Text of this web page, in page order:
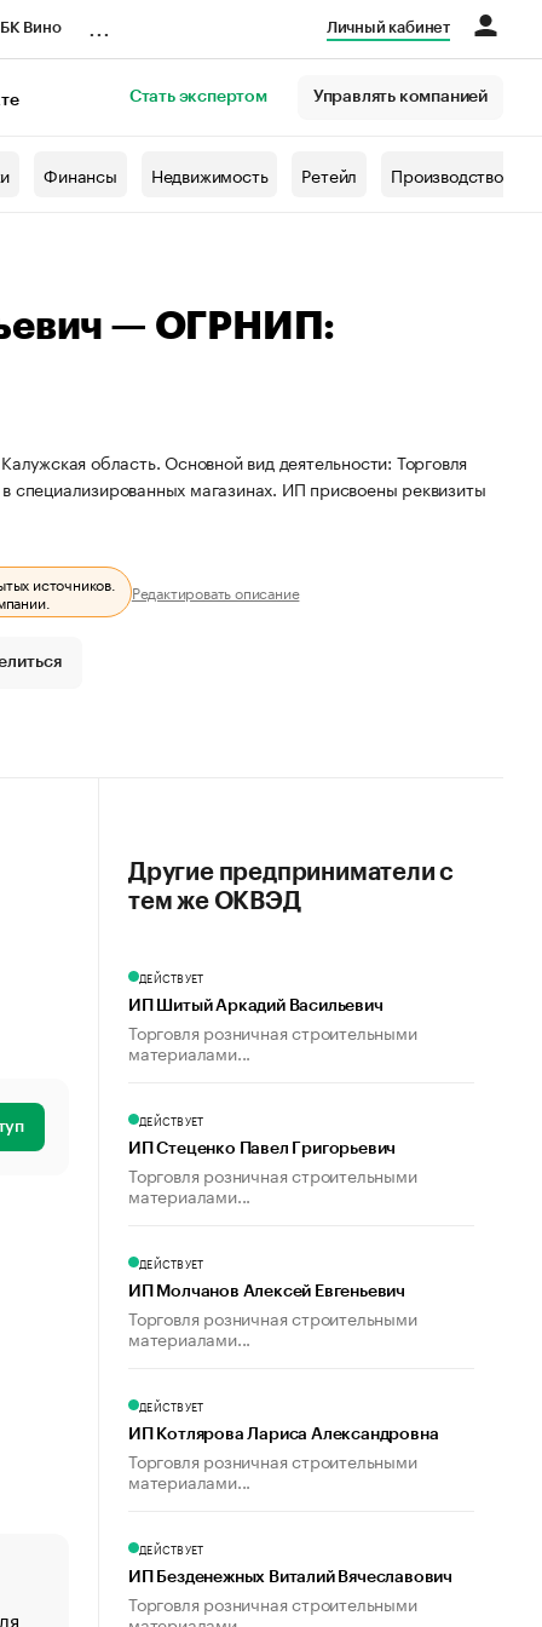
Вино Личный кабинет
Стать экспертом Управлять компанией
Финансы Недвижимость Ретейл Производство
— ОГРНИП:
область. Основной вид деятельности: Торговля
специализированных магазинах. ИП присвоены реквизиты
источников.
Редактировать описание
«От спорта тело стареет иначе». Как живет глава
Другие предприниматели с
тем же ОКВЭД
ДЕЙСТВУЕТ
ИП Шитый Аркадий Васильевич
Торговля розничная строительными
материалами...
ДЕЙСТВУЕТ
ИП Стеценко Павел Григорьевич
Торговля розничная строительными
материалами...
ДЕЙСТВУЕТ
ИП Молчанов Алексей Евгеньевич
Торговля розничная строительными
материалами...
ДЕЙСТВУЕТ
ИП Котлярова Лариса Александровна
Торговля розничная строительными
материалами...
ДЕЙСТВУЕТ
ИП Безденежных Виталий Вячеславович
Торговля розничная строительными